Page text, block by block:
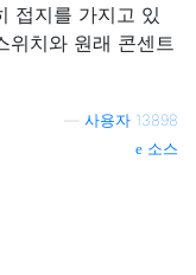
접지를 가지고 있
위치와 원래 콘센트
사용자 13898
소스